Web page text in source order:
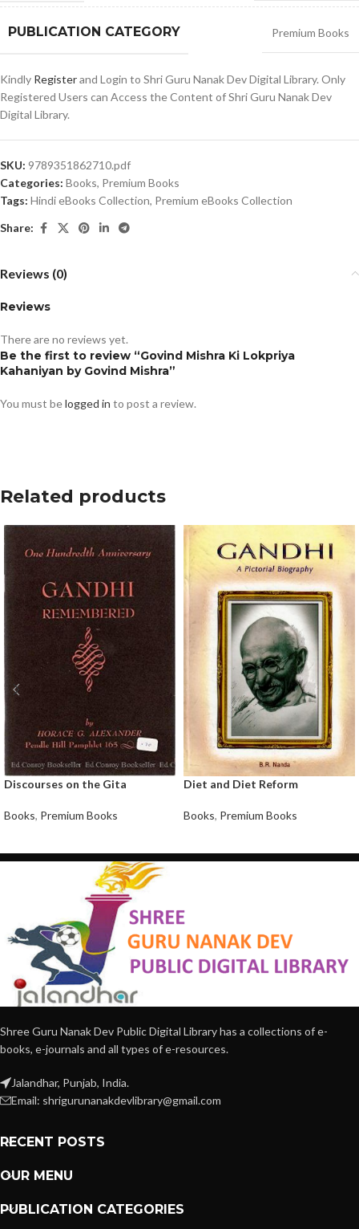
PUBLICATION CATEGORY Premium Books
Kindly Registerand Login to Shri Guru Nanak Dev Digital Library. Only
Registered Users can Access the Content of Shri Guru Nanak Dev
Digital Library.
SKU: 9789351862710.pdf
Categories: Books, Premium Books
Tags: Hindi eBooks Collection, Premium eBooks Collection
Share:
Reviews (0)
Reviews
There are no reviews yet.
Be the first to review “Govind Mishra Ki Lokpriya
Kahaniyan by Govind Mishra”
You must belogged in to post a review.
Related products
Discourses on the Gita
Books, Premium Books
Diet and Diet Reform
Books, Premium Books
Shree Guru Nanak Dev Public Digital Library has a collections of e-
books, e-journals and all types of e-resources.
Jalandhar, Punjab, India.
Email: shrigurunanakdevlibrary@gmail.com
RECENT POSTS
OUR MENU
PUBLICATION CATEGORIES